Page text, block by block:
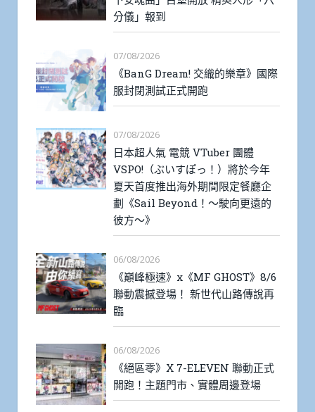
分儀」報到
07/08/2026
《BanG Dream! 交織的樂章》國際
服封閉測試正式開跑
07/08/2026
日本超人氣 電競 VTuber 團體
VSPO!（ぶいすぽっ！）將於今年
夏天首度推出海外期間限定餐廳企
劃《Sail Beyond！～駛向更遠的
彼方～》
06/08/2026
《巔峰極速》x《MF GHOST》8/6
聯動震撼登場！ 新世代山路傳說再
臨
06/08/2026
《絕區零》X 7-ELEVEN 聯動正式
開跑！主題門市、實體周邊登場